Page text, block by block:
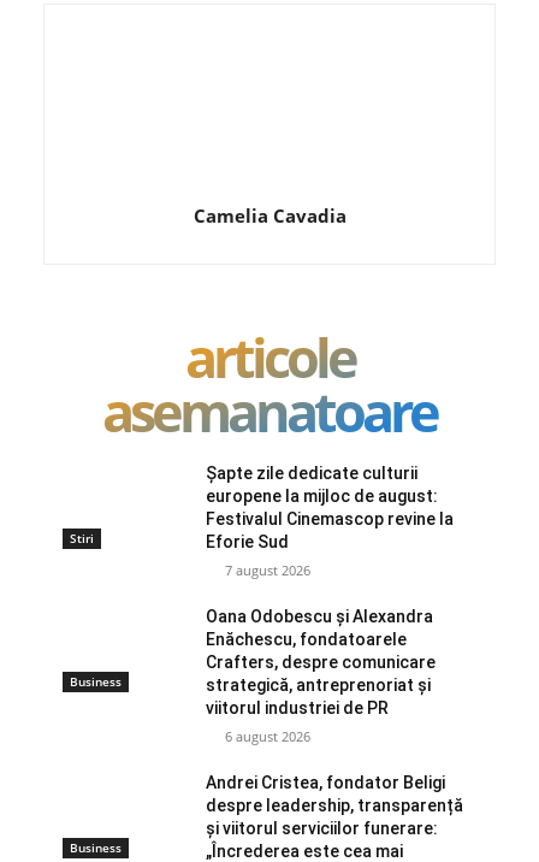
Camelia Cavadia
articole
asemanatoare
Stiri
Șapte zile dedicate culturii
europene la mijloc de august:
Festivalul Cinemascop revine la
Eforie Sud
7 august 2026
Business
Oana Odobescu și Alexandra
Enăchescu, fondatoarele
Crafters, despre comunicare
strategică, antreprenoriat și
viitorul industriei de PR
6 august 2026
Business
Andrei Cristea, fondator Beligi
despre leadership, transparență
și viitorul serviciilor funerare:
„Încrederea este cea mai